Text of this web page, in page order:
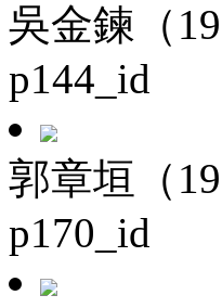
吳金鍊（
p144_id
郭章垣（
p170_id